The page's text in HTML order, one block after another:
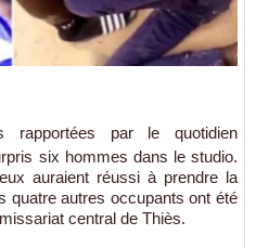
rapportées par le quotidien
six hommes dans le studio.
auraient réussi à prendre la
quatre autres occupants ont été
central de Thiès.